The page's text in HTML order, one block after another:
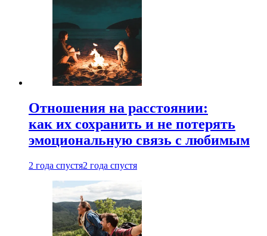
Отношения на расстоянии:
как их сохранить и не потерять
эмоциональную связь с любимым
2 года спустя2 года спустя